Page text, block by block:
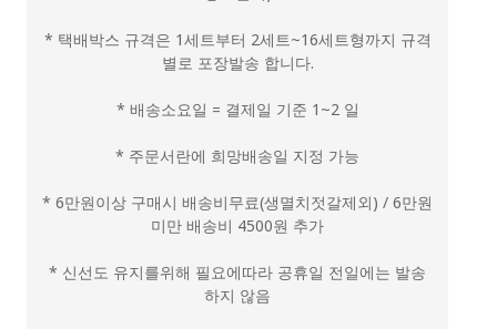
* 택배박스 규격은 1세트부터 2세트~16세트형까지 규격
별로 포장발송 합니다.
* 배송소요일 = 결제일 기준 1~2 일
* 주문서란에 희망배송일 지정 가능
* 6만원이상 구매시 배송비무료(생멸치젓갈제외) / 6만원
미만 배송비 4500원 추가
* 신선도 유지를위해 필요에따라 공휴일 전일에는 발송
하지 않음